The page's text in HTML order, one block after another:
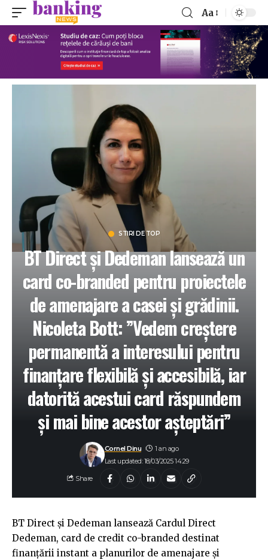
Aa
STIRI DE TOP
BT Direct și Dedeman lansează un
card co-branded pentru proiectele
de amenajare a casei și grădinii.
Nicoleta Bott: ”Vedem creștere
permanentă a interesului pentru
finanțare flexibilă și accesibilă, iar
datorită acestui card răspundem
și mai bine acestor așteptări”
Last updated: 18/03/2025 14:29
Cornel Dinu 1 an ago
Share
BT Direct și Dedeman lansează Cardul Direct
Dedeman, card de credit co-branded destinat
finanțării instant a planurilor de amenajare și